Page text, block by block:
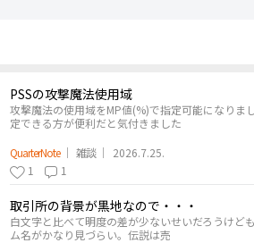
PSSの攻撃魔法使用域
攻撃魔法の使用域をMP値(%)で指定可能になりま
定できる方が便利だと気付きました
QuarterNote
雑談
2026.7.25.
1
1
取引所の背景が黒地なので・・・
白文字と比べて明度の差が少ないせいだろうけど
ム名がかなり見づらい。伝説は売